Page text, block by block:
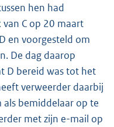
hen had
C op 20 maart
en voorgesteld om
De dag daarop
D bereid was tot het
verweerder daarbij
als bemiddelaar op te
met zijn e-mail op